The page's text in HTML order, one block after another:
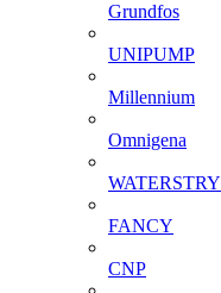
Grundfos
UNIPUMP
Millennium
Omnigena
WATERSTRY
FANCY
CNP